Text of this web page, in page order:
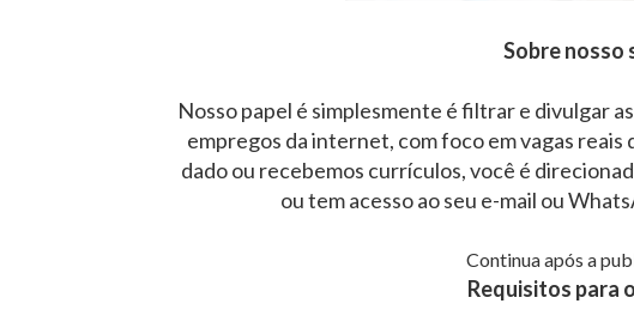
Sobre nosso
Nosso papel é simplesmente é filtrar e divulgar
empregos da internet, com foco em vagas reais
dado ou recebemos currículos, você é
ou tem acesso ao seu e-mail ou
Continua após a
Requisitos para